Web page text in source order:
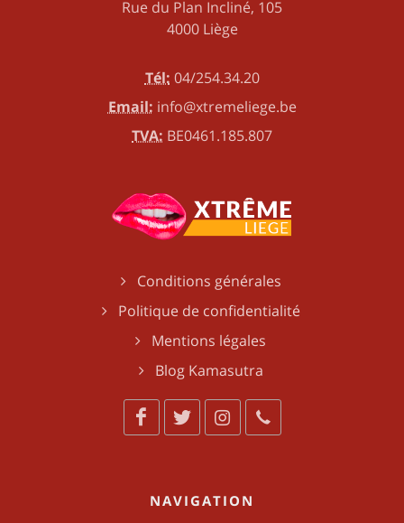
Rue du Plan Incliné, 105
4000 Liège
Tél: 04/254.34.20
Email: info@xtremeliege.be
TVA: BE0461.185.807
Conditions générales
Politique de confidentialité
Mentions légales
Blog Kamasutra
NAVIGATION